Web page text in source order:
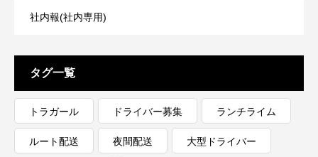
社内報(社内専用)
タグ一覧
トラガール ドライバー募集 ランチライム
ルート配送 夜間配送 大型ドライバー